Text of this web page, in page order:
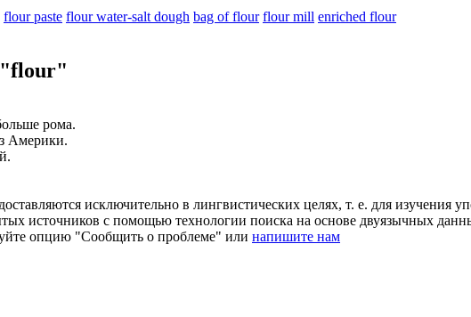
flour paste flour water-salt dough bag of flour flour mill enriched flour
"flour"
рома.
Америки.
исключительно в лингвистических целях, т. е. для изучения
источников с помощью технологии поиска на основе двуязычных
опцию "Сообщить о проблеме" или напишите нам